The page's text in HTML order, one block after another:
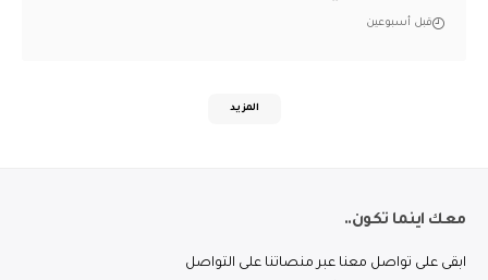
قبل أسبوعين
المزيد
معك اينما تكون..
ابقى على تواصل معنا عبر منصاتنا على التواصل